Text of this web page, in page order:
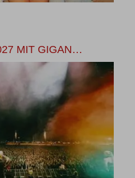
MIT GIGAN…